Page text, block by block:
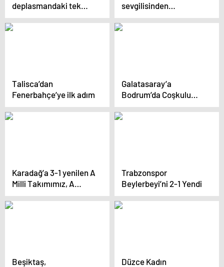
deplasmandaki tek
rakibi PSG
sevgilisinden
Galatasaray’a
saygısızlık
Talisca’dan
Fenerbahçe’ye ilk adım
Galatasaray’a
Bodrum’da Coşkulu
Karşılama
Karadağ’a 3-1 yenilen A
Milli Takımımız, A
Ligi’ne yükselme
şansını play-offa
Trabzonspor
Beylerbeyi’ni 2-1 Yendi
Beşiktaş,
Düzce Kadın